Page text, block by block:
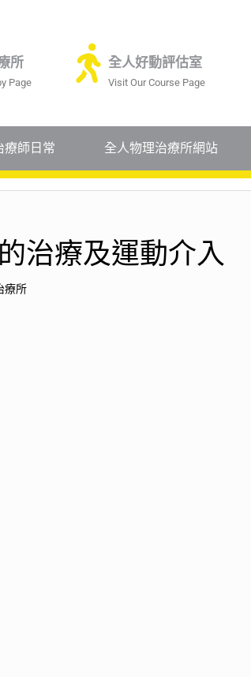
所
Page
全人好動評估室
Visit Our Course Page
療師日常 全人物理治療所網站
治療及運動介入
療所